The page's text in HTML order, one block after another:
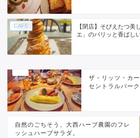
CAFE
【閉店】そびえたつ美
エ」のパリッと香ばし
ザ・リッツ・カ
セントラルパー
自然のごちそう、大西ハーブ農園のフレ
ッシュハーブサラダ。